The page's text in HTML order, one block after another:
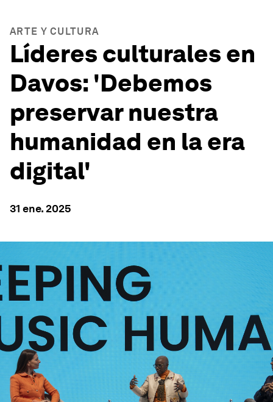
ARTE Y CULTURA
Líderes culturales en
Davos: 'Debemos
preservar nuestra
humanidad en la era
digital'
31 ene. 2025